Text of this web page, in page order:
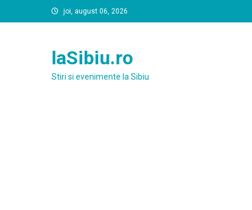
to
joi, august 06, 2026
laSibiu.ro
Stiri si evenimente la Sibiu